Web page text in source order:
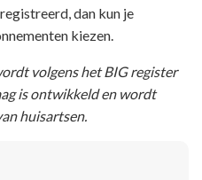
dan kun je
kiezen.
volgens het BIG register
is ontwikkeld en wordt
huisartsen.